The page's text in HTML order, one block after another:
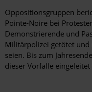
Oppositionsgruppen
Pointe-Noire bei
Demonstrierende und
Militärpolizei getötet
seien. Bis zum
dieser Vorfälle